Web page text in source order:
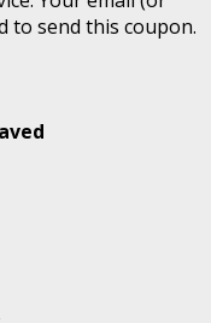
to send this coupon.